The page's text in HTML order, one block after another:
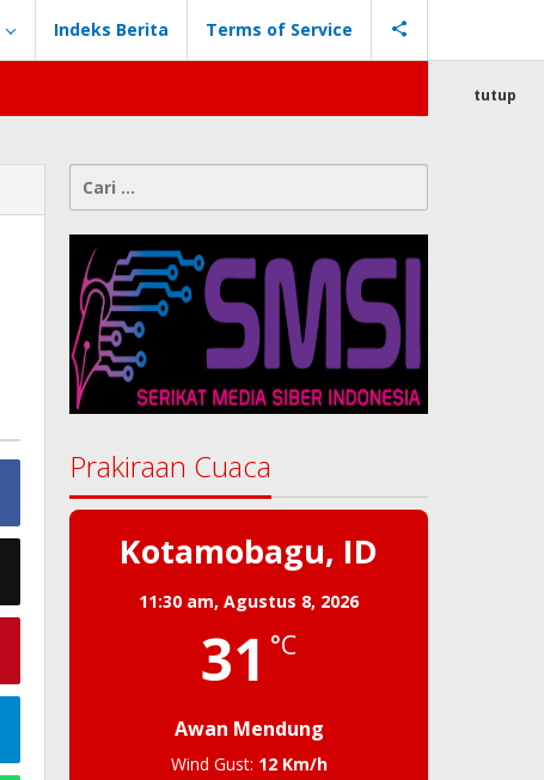
Indeks Berita Terms of Service
tutup
Cari
untuk:
Prakiraan Cuaca
Kotamobagu, ID
11:30 am,Agustus 8, 2026
31 °C
Awan Mendung
Wind Gust: 12 Km/h